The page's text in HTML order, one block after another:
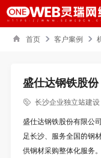
首页 客户案例
盛仕达钢铁股份
长沙企业独立站建设
盛仕达钢铁股份有限公
足长沙、服务全国的钢
供钢材采购整体化服务